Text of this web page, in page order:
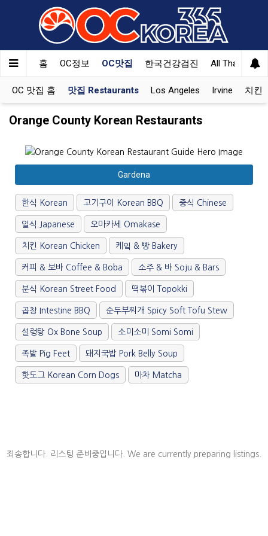
홈 OC정보 OC맛집 한국건강검진 All That Korea
OC 맛집 홈 맛집 Restaurants Los Angeles Irvine 치킨
Orange County Korean Restaurants
Gardena
한식 Korean 고기구이 Korean BBQ 중식 Chinese
일식 Japanese 오마카세 Omakase
치킨 Korean Chicken 케잌 & 빵 Bakery
커피 & 보바 Coffee & Boba 소주 & 바 Soju & Bars
분식 Korean Street Food 떡볶이 Topokki
곱창 Intestine BBQ 순두부찌개 Spicy Soft Tofu Stew
설렁탕 Ox Bone Soup 소미소미 Somi Somi
족발 Pig Feet 돼지국밥 Pork Belly Soup
핫도그 Korean Corn Dogs 마차 Matcha
죄송합니다. 리스팅 준비중입니다. We are currently preparing listings.